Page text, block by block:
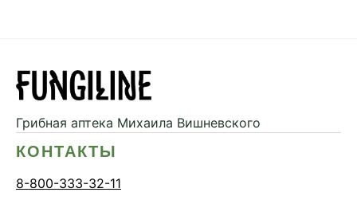
Грибная аптека Михаила Вишневского
КОНТАКТЫ
8-800-333-32-11